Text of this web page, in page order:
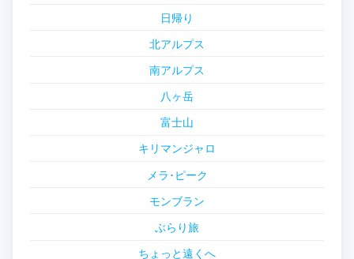
日帰り
北アルプス
南アルプス
八ヶ岳
富士山
キリマンジャロ
メラ･ピーク
モンブラン
ぶらり旅
ちょっと遠くへ